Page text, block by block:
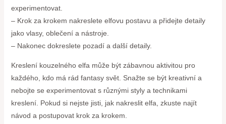
experimentovat.
– Krok za krokem nakreslete elfovu postavu a přidejte detaily
jako vlasy, oblečení a nástroje.
– Nakonec dokreslete pozadí a další detaily.
Kreslení kouzelného elfa může být zábavnou aktivitou pro
každého, kdo má rád fantasy svět. Snažte se být kreativní a
nebojte se experimentovat s různými styly a technikami
kreslení. Pokud si nejste jisti, jak nakreslit elfa, zkuste najít
návod a postupovat krok za krokem.